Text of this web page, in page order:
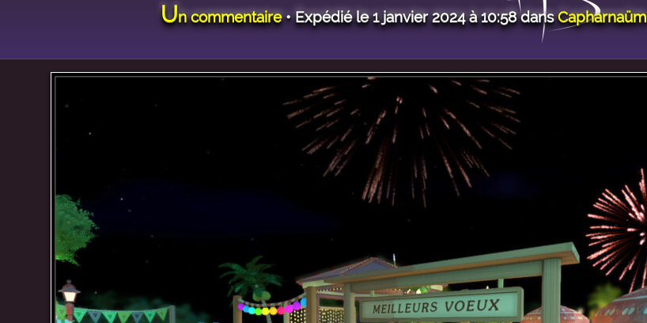
Un commentaire• Expédié le 1 janvier 2024 à 10:58 dansCapharnaüm